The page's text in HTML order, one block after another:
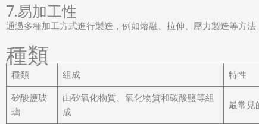
7.易加工性
通過多種加工方式進行製造，例如熔融、拉伸、壓力製造等方
種類
種類 組成 特性
​​矽酸鹽玻
璃
由矽氧化物質、氧化物質和碳酸鹽等組
成
最常見